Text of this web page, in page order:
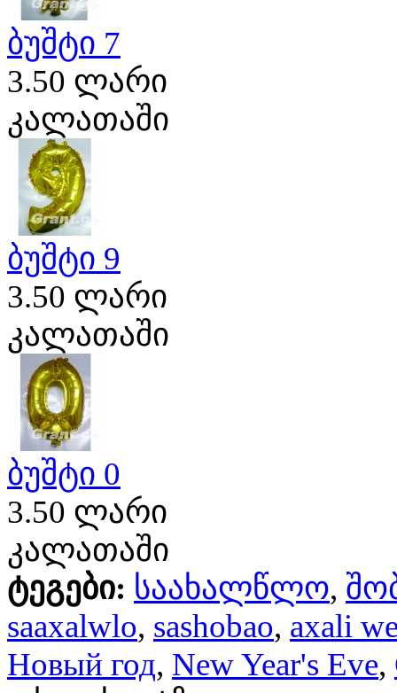
ბუშტი 7
3.50 ლარი
კალათაში
ბუშტი 9
3.50 ლარი
კალათაში
ბუშტი 0
3.50 ლარი
კალათაში
ტეგები: საახალწლო,
saaxalwlo, sashobao, axali
Новый год, New Year's Eve,